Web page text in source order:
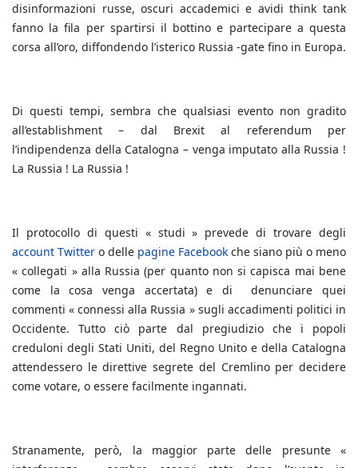
disinformazioni russe, oscuri accademici e avidi think tank
fanno la fila per spartirsi il bottino e partecipare a questa
corsa all’oro, diffondendo l’isterico Russia -gate fino in Europa.
Di questi tempi, sembra che qualsiasi evento non gradito
all’establishment – dal Brexit al referendum per
l’indipendenza della Catalogna – venga imputato alla Russia !
La Russia ! La Russia !
Il protocollo di questi « studi » prevede di trovare degli
account Twitter o delle pagine Facebook che siano più o meno
« collegati » alla Russia (per quanto non si capisca mai bene
come la cosa venga accertata) e di denunciare quei
commenti « connessi alla Russia » sugli accadimenti politici in
Occidente. Tutto ciò parte dal pregiudizio che i popoli
creduloni degli Stati Uniti, del Regno Unito e della Catalogna
attendessero le direttive segrete del Cremlino per decidere
come votare, o essere facilmente ingannati.
Stranamente, però, la maggior parte delle presunte «